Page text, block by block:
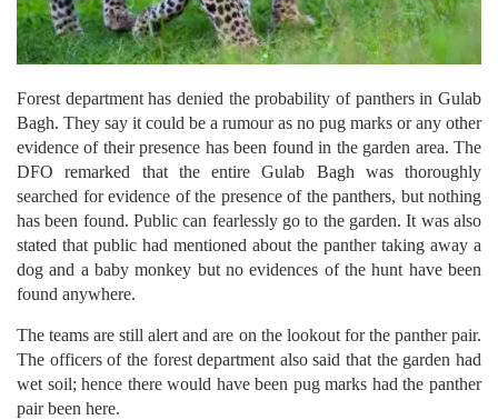
Forest department has denied the probability of panthers in Gulab
Bagh. They say it could be a rumour as no pug marks or any other
evidence of their presence has been found in the garden area. The
DFO remarked that the entire Gulab Bagh was thoroughly
searched for evidence of the presence of the panthers, but nothing
has been found. Public can fearlessly go to the garden. It was also
stated that public had mentioned about the panther taking away a
dog and a baby monkey but no evidences of the hunt have been
found anywhere.
The teams are still alert and are on the lookout for the panther pair.
The officers of the forest department also said that the garden had
wet soil; hence there would have been pug marks had the panther
pair been here.